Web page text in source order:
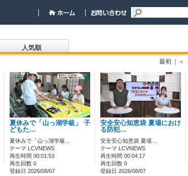
人気順
最初 ｜＜
夏休みで「山っ湖学級」 子
どもた…
夏休みで「山っ湖学級…
テーマ LCVNEWS
再生時間 00:01:53
再生回数 0
登録日 2026/08/07
安全安心知恵袋 夏場におけ
る防犯…
安全安心知恵袋 夏場…
テーマ LCVNEWS
再生時間 00:04:17
再生回数 0
登録日 2026/08/07